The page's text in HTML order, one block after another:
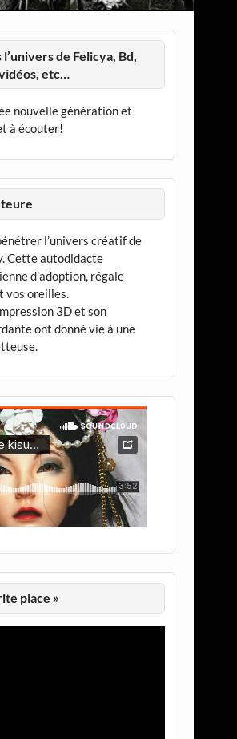
de Felicya, Bd,
etc…
nouvelle génération et
à écouter!
l’univers créatif de
Cette autodidacte
d’adoption, régale
vos oreilles.
3D et son
ont donné vie à une
place »